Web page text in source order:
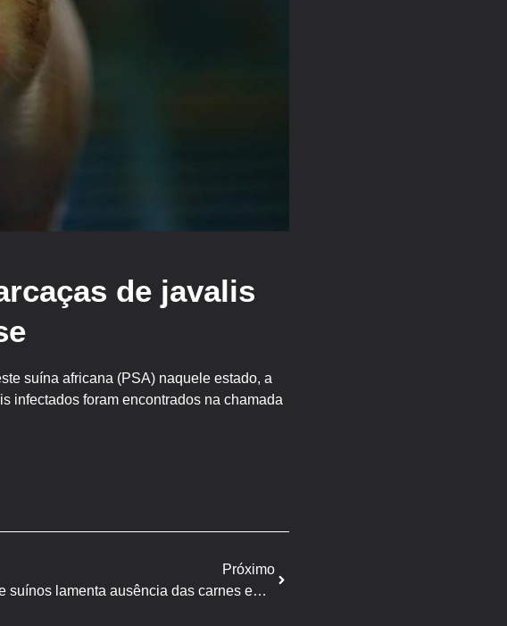
de javalis
suína africana (PSA) naquele estado, a
infectados foram encontrados na chamada
Próximo
Setor de aves e suínos lamenta ausência das carnes em proposta de desoneração tributária